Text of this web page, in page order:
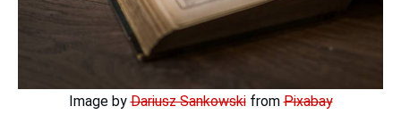
Image byDariusz SankowskifromPixabay